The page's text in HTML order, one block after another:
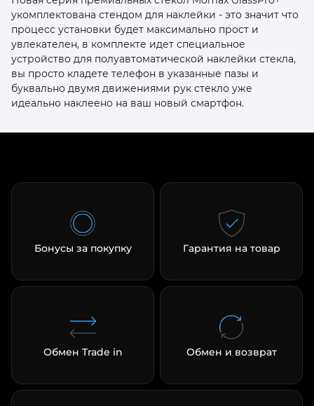
укомплектована стендом для наклейки - это значит что
процесс установки будет максимально прост и
увлекателен, в комплекте идет специальное
устройство для полуавтоматической наклейки стекла,
вы просто кладете телефон в указанные пазы и
буквально двумя движениями рук стекло уже
идеально наклеено на ваш новый смартфон.
Бонусы за покупку Гарантия на товар
Обмен Trade in Обмен и возврат
раз в 2 недели